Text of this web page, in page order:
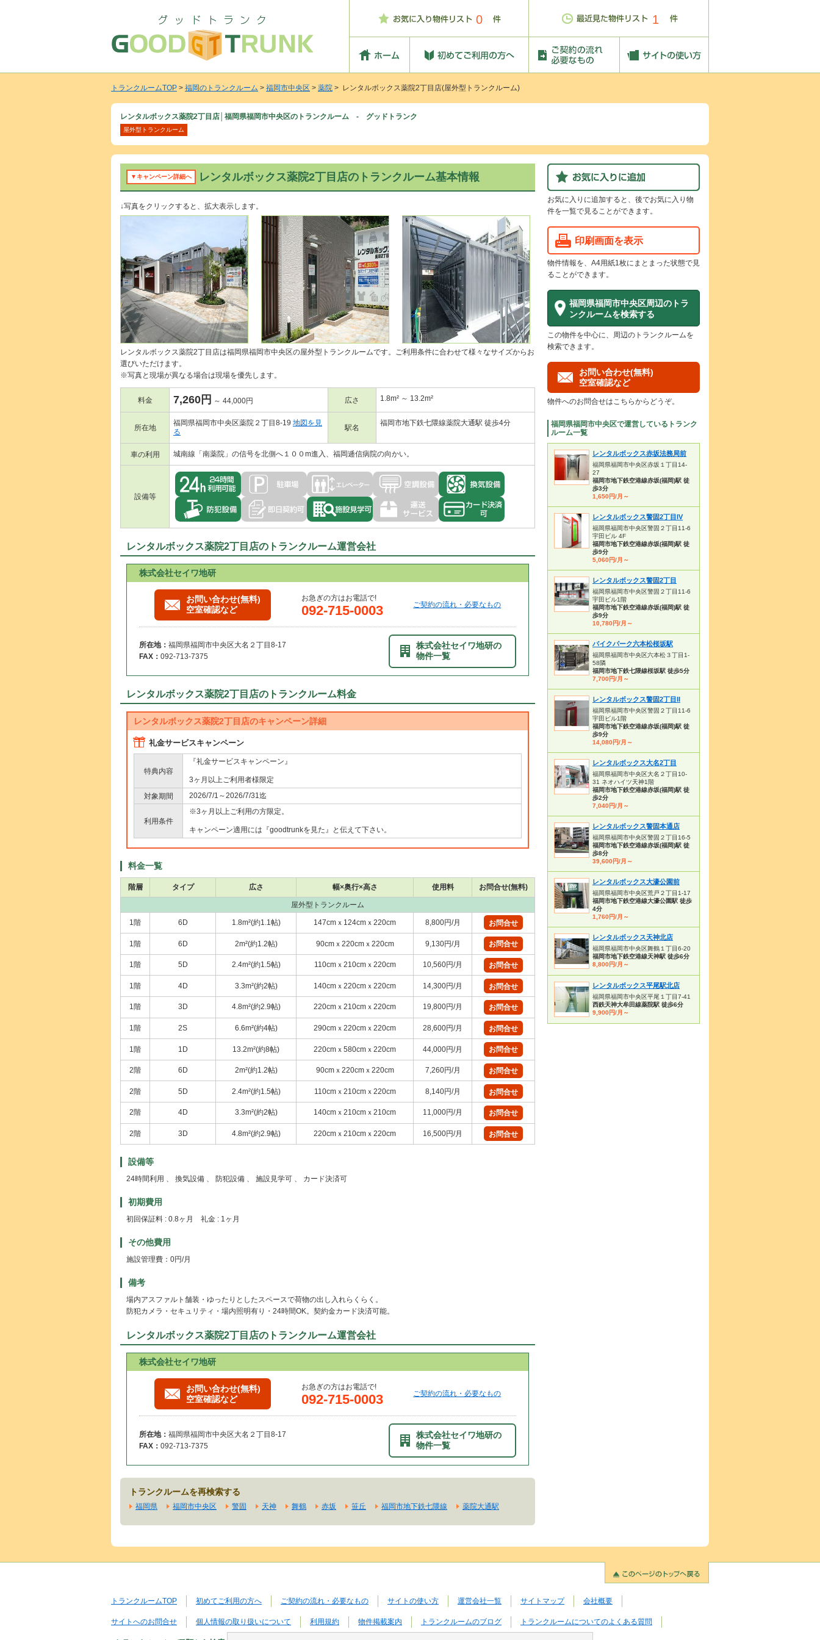
0 1
トランクルームTOP > 福岡のトランクルーム > 福岡市中央区 > 薬院 > レンタルボックス薬院2丁目店(屋外型トランクルーム)
レンタルボックス薬院2丁目店│福岡県福岡市中央区のトランクルーム - グッドトランク
屋外型トランクルーム
▼キャンペーン詳細へ レンタルボックス薬院2丁目店のトランクルーム基本情報
↓写真をクリックすると、拡大表示します。
レンタルボックス薬院2丁目店は福岡県福岡市中央区の屋外型トランクルームです。ご利用条件に合わせて様々なサイズからお
選びいただけます。
※写真と現場が異なる場合は現場を優先します。
料金 7,260円 ～ 44,000円 広さ 1.8m² ～ 13.2m²
所在地
福岡県福岡市中央区薬院２丁目8-19 地図を見
る
駅名
福岡市地下鉄七隈線薬院大通駅 徒歩4分
車の利用 城南線「南薬院」の信号を北側へ１００m進入、福岡逓信病院の向かい。
設備等
レンタルボックス薬院2丁目店のトランクルーム運営会社
株式会社セイワ地研
お問い合わせ(無料)
空室確認など
お急ぎの方はお電話で!
092-715-0003 ご契約の流れ・必要なもの
所在地： 福岡県福岡市中央区大名２丁目8-17
FAX： 092-713-7375
株式会社セイワ地研の
物件一覧
レンタルボックス薬院2丁目店のトランクルーム料金
レンタルボックス薬院2丁目店のキャンペーン詳細
礼金サービスキャンペーン
特典内容
『礼金サービスキャンペーン』
3ヶ月以上ご利用者様限定
対象期間
2026/7/1～2026/7/31迄
利用条件
※3ヶ月以上ご利用の方限定。
キャンペーン適用には『goodtrunkを見た』と伝えて下さい。
料金一覧
階層 タイプ 広さ 幅×奥行×高さ 使用料 お問合せ(無料)
屋外型トランクルーム
1階 6D 1.8m²(約1.1帖) 147cmｘ124cmｘ220cm 8,800円/月 お問合せ
1階 6D 2m²(約1.2帖) 90cmｘ220cmｘ220cm 9,130円/月 お問合せ
1階 5D 2.4m²(約1.5帖) 110cmｘ210cmｘ220cm 10,560円/月 お問合せ
1階 4D 3.3m²(約2帖) 140cmｘ220cmｘ220cm 14,300円/月 お問合せ
1階 3D 4.8m²(約2.9帖) 220cmｘ210cmｘ220cm 19,800円/月 お問合せ
1階 2S 6.6m²(約4帖) 290cmｘ220cmｘ220cm 28,600円/月 お問合せ
1階 1D 13.2m²(約8帖) 220cmｘ580cmｘ220cm 44,000円/月 お問合せ
2階 6D 2m²(約1.2帖) 90cmｘ220cmｘ220cm 7,260円/月 お問合せ
2階 5D 2.4m²(約1.5帖) 110cmｘ210cmｘ220cm 8,140円/月 お問合せ
2階 4D 3.3m²(約2帖) 140cmｘ210cmｘ210cm 11,000円/月 お問合せ
2階 3D 4.8m²(約2.9帖) 220cmｘ210cmｘ220cm 16,500円/月 お問合せ
設備等
24時間利用 、 換気設備 、 防犯設備 、 施設見学可 、 カード決済可
初期費用
初回保証料 : 0.8ヶ月 礼金 : 1ヶ月
その他費用
施設管理費：0円/月
備考
場内アスファルト舗装・ゆったりとしたスペースで荷物の出し入れらくらく。
防犯カメラ・セキュリティ・場内照明有り・24時間OK。契約金カード決済可能。
レンタルボックス薬院2丁目店のトランクルーム運営会社
株式会社セイワ地研
お問い合わせ(無料)
空室確認など
お急ぎの方はお電話で!
092-715-0003 ご契約の流れ・必要なもの
所在地： 福岡県福岡市中央区大名２丁目8-17
FAX： 092-713-7375
株式会社セイワ地研の
物件一覧
トランクルームを再検索する
福岡県 福岡市中央区 警固 天神 舞鶴 赤坂 笹丘 福岡市地下鉄七隈線 薬院大通駅
お気に入りに追加すると、後でお気に入り物
件を一覧で見ることができます。
印刷画面を表示
物件情報を、A4用紙1枚にまとまった状態で見
ることができます。
福岡県福岡市中央区周辺のトラ
ンクルームを検索する
この物件を中心に、周辺のトランクルームを
検索できます。
お問い合わせ(無料)
空室確認など
物件へのお問合せはこちらからどうぞ。
福岡県福岡市中央区で運営しているトランク
ルーム一覧
レンタルボックス赤坂法務局前
福岡県福岡市中央区赤坂１丁目14-
27
福岡市地下鉄空港線赤坂(福岡)駅 徒
歩3分
1,650円/月～
レンタルボックス警固2丁目IV
福岡県福岡市中央区警固２丁目11-6
宇田ビル 4F
福岡市地下鉄空港線赤坂(福岡)駅 徒
歩9分
5,060円/月～
レンタルボックス警固2丁目
福岡県福岡市中央区警固２丁目11-6
宇田ビル1階
福岡市地下鉄空港線赤坂(福岡)駅 徒
歩9分
10,780円/月～
バイクパーク六本松桜坂駅
福岡県福岡市中央区六本松３丁目1-
58隣
福岡市地下鉄七隈線桜坂駅 徒歩5分
7,700円/月～
レンタルボックス警固2丁目II
福岡県福岡市中央区警固２丁目11-6
宇田ビル1階
福岡市地下鉄空港線赤坂(福岡)駅 徒
歩9分
14,080円/月～
レンタルボックス大名2丁目
福岡県福岡市中央区大名２丁目10-
31 ネオハイツ天神1階
福岡市地下鉄空港線赤坂(福岡)駅 徒
歩2分
7,040円/月～
レンタルボックス警固本通店
福岡県福岡市中央区警固２丁目16-5
福岡市地下鉄空港線赤坂(福岡)駅 徒
歩8分
39,600円/月～
レンタルボックス大濠公園前
福岡県福岡市中央区荒戸２丁目1-17
福岡市地下鉄空港線大濠公園駅 徒歩
4分
1,760円/月～
レンタルボックス天神北店
福岡県福岡市中央区舞鶴１丁目6-20
福岡市地下鉄空港線天神駅 徒歩6分
8,800円/月～
レンタルボックス平尾駅北店
福岡県福岡市中央区平尾１丁目7-41
西鉄天神大牟田線薬院駅 徒歩6分
9,900円/月～
トランクルームTOP 初めてご利用の方へ ご契約の流れ・必要なもの サイトの使い方 運営会社一覧 サイトマップ 会社概要
サイトへのお問合せ 個人情報の取り扱いについて 利用規約 物件掲載案内 トランクルームのブログ トランクルームについてのよくある質問